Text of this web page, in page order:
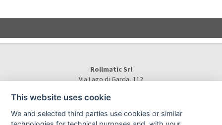
Rollmatic Srl
Via Lago di Garda, 112
Tel.+39 0445 577000
E-Mail:
info@rollmatic.com
VAT Number: 03391250242
This website uses cookie
We and selected third parties use cookies or similar